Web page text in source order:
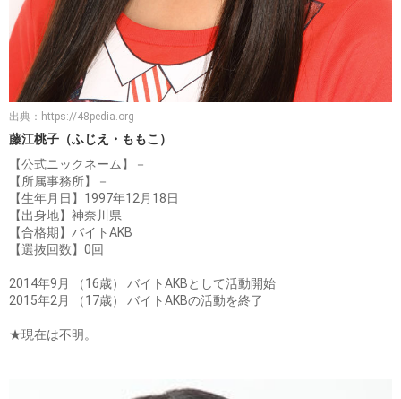
出典： https://48pedia.org
藤江桃子（ふじえ・ももこ）
【公式ニックネーム】－
【所属事務所】－
【生年月日】1997年12月18日
【出身地】神奈川県
【合格期】バイトAKB
【選抜回数】0回
2014年9月 （16歳） バイトAKBとして活動開始
2015年2月 （17歳） バイトAKBの活動を終了
★現在は不明。